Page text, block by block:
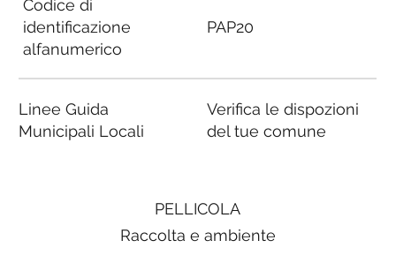
PELLICOLA
Raccolta e ambiente
Codice di
identificazione
alfanumerico
Linee Guida
Municipali Locali
PAP20
Verifica le dispozioni
del tue comune